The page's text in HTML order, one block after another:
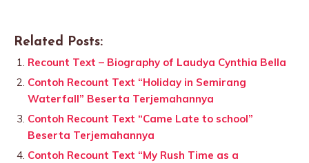
Related Posts:
Recount Text – Biography of Laudya Cynthia Bella
Contoh Recount Text “Holiday in Semirang
Waterfall” Beserta Terjemahannya
Contoh Recount Text “Came Late to school”
Beserta Terjemahannya
Contoh Recount Text “My Rush Time as a